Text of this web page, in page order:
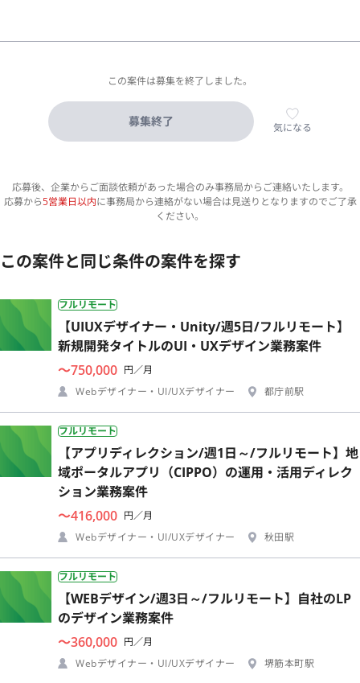
この案件は募集を終了しました。
募集終了 気になる
応募後、企業からご面談依頼があった場合のみ事務局からご連絡いたします。
応募から5営業日以内に事務局から連絡がない場合は見送りとなりますのでご了承
ください。
この案件と同じ条件の案件を探す
フルリモート
【UIUXデザイナー・Unity/週5日/フルリモート】
新規開発タイトルのUI・UXデザイン業務案件
〜750,000 円／月
Webデザイナー・UI/UXデザイナー
都庁前駅
フルリモート
【アプリディレクション/週1日～/フルリモート】地
域ポータルアプリ（CIPPO）の運用・活用ディレク
ション業務案件
〜416,000 円／月
Webデザイナー・UI/UXデザイナー
秋田駅
フルリモート
【WEBデザイン/週3日～/フルリモート】自社のLP
のデザイン業務案件
〜360,000 円／月
Webデザイナー・UI/UXデザイナー
堺筋本町駅